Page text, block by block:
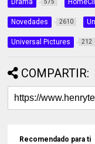
Novedades 2610
Universal Pictures 212
COMPARTIR:
Recomendado para ti